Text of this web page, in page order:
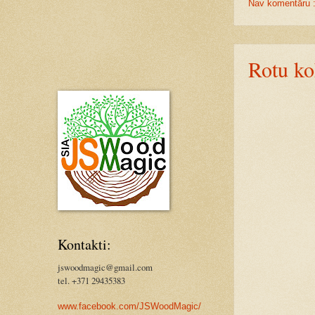
Nav komentāru
Rotu
Kontakti:
jswoodmagic@gmail.com
tel. +371 29435383
www.facebook.com/JSWoodMagic/